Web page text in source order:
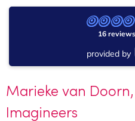
16 reviews
provided by
Marieke van
Imagineers